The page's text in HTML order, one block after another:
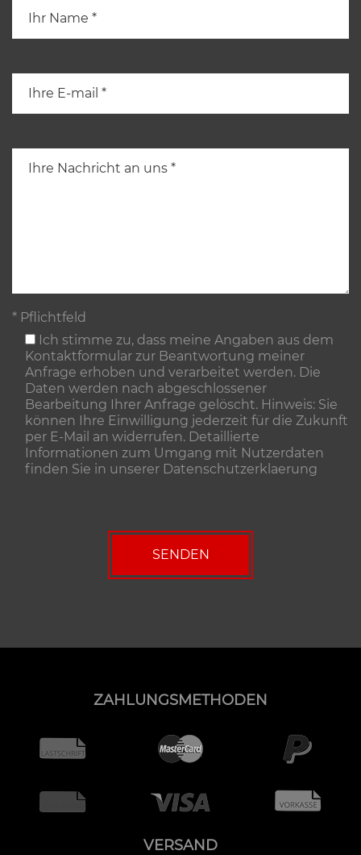
* Pflichtfeld
Ich stimme zu, dass meine Angaben aus dem
Kontaktformular zur Beantwortung meiner
Anfrage erhoben und verarbeitet werden. Die
Daten werden nach abgeschlossener
Bearbeitung Ihrer Anfrage gelöscht. Hinweis: Sie
können Ihre Einwilligung jederzeit für die Zukunft
per E-Mail an widerrufen. Detaillierte
Informationen zum Umgang mit Nutzerdaten
finden Sie in unserer Datenschutzerklaerung
ZAHLUNGSMETHODEN
VERSAND